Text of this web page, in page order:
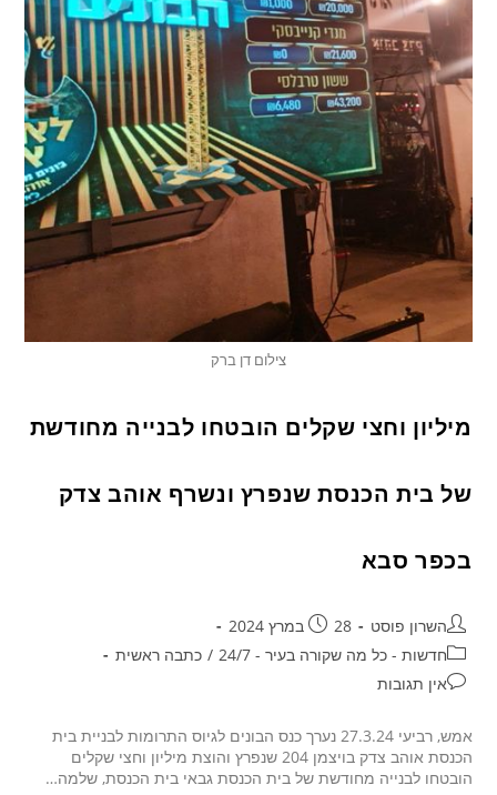
צילום דן ברק
מיליון וחצי שקלים הובטחו לבנייה מחודשת
של בית הכנסת שנפרץ ונשרף אוהב צדק
בכפר סבא
השרון פוסט
28 במרץ 2024
חדשות - כל מה שקורה בעיר - 24/7
/ כתבה ראשית
אין תגובות
אמש, רביעי 27.3.24 נערך כנס הבונים לגיוס התרומות לבניית בית
הכנסת אוהב צדק בויצמן 204 שנפרץ והוצת מיליון וחצי שקלים
הובטחו לבנייה מחודשת של בית הכנסת גבאי בית הכנסת, שלמה…